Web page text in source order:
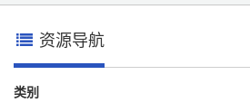
资源导航
类别